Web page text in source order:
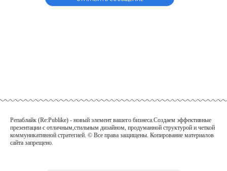
Репаблайк (Re:Publike) - новый элемент вашего бизнеса.Создаем эффективные
презентации с отличным,стильным дизайном, продуманной структурой и четкой
коммуникативной стратегией. © Все права защищены. Копирование материалов
сайта запрещено.